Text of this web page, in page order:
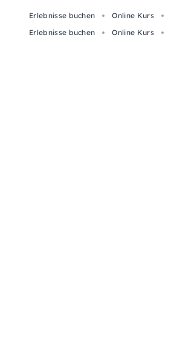
Erlebnisse buchen Online Kurs
Erlebnisse buchen
Online Kurs